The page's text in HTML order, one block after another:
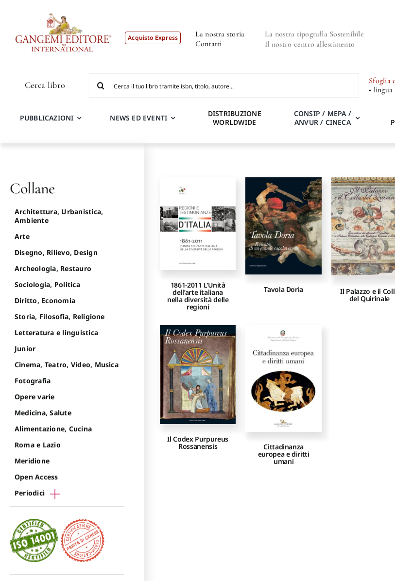
Acquisto Express
La nostra storia
Contatti
La nostra tipografia Sostenibile
Il nostro centro allestimento
Cerca libro
per:
Sfoglia
•
PUBBLICAZIONI NEWS ED EVENTI
DISTRIBUZIONE
WORLDWIDE
CONSIP / MEPA /
ANVUR / CINECA
1861-2011 L’Unità
dell’arte italiana
nella diversità delle
regioni
Tavola Doria Il Palazzo e il
del Quirinale
Il Codex Purpureus
Rossanensis Cittadinanza
europea e diritti
umani
Collane
Architettura, Urbanistica,
Ambiente
Arte
Disegno, Rilievo, Design
Archeologia, Restauro
Sociologia, Politica
Diritto, Economia
Storia, Filosofia, Religione
Letteratura e linguistica
Junior
Cinema, Teatro, Video, Musica
Fotografia
Opere varie
Medicina, Salute
Alimentazione, Cucina
Roma e Lazio
Meridione
Open Access
Periodici